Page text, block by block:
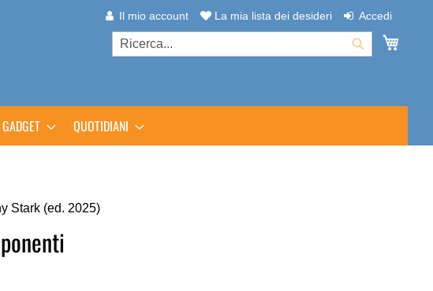
Il mio account La mia lista dei desideri Accedi
Cerca
QUOTIDIANI
Stark (ed. 2025)